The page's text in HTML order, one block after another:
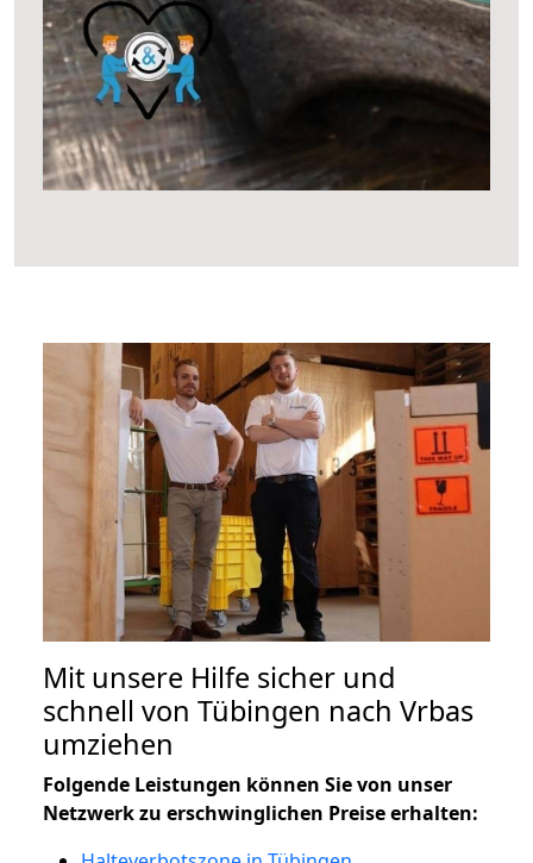
Mit unsere Hilfe sicher und
schnell von Tübingen nach Vrbas
umziehen
Folgende Leistungen können Sie von unser
Netzwerk zu erschwinglichen Preise erhalten: